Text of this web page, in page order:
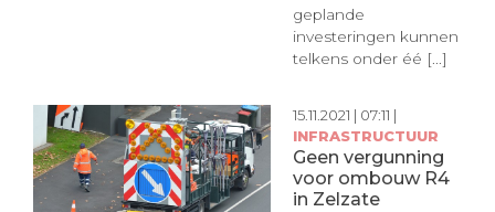
geplande
investeringen kunnen
telkens onder éé [...]
15.11.2021 | 07:11 |
INFRASTRUCTUUR
Geen vergunning
voor ombouw R4
in Zelzate